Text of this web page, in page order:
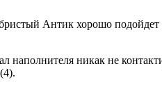
Антик хорошо
наполнителя никак не